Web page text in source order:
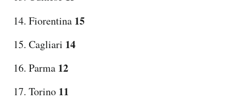
Fiorentina 15
Cagliari 14
Parma 12
Torino 11